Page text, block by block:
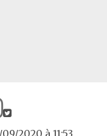
2020 à 11:53